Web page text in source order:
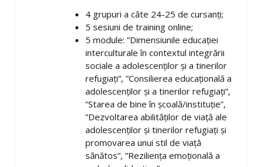
4 grupuri a câte 24-25 de cursanți;
5 sesiuni de training online;
5 module: ”Dimensiunile educației
interculturale în contextul integrării
sociale a adolescenților și a tinerilor
refugiați”, ”Consilierea educațională a
adolescenților și a tinerilor refugiați”,
”Starea de bine în școală/instituție”,
”Dezvoltarea abilităților de viață ale
adolescenților și tinerilor refugiați și
promovarea unui stil de viață
sănătos”, ”Reziliența emoțională a